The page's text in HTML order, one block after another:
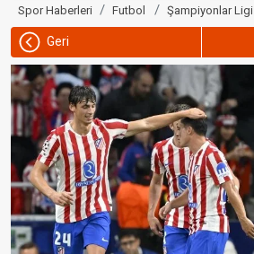
Spor Haberleri Futbol Şampiyonlar Ligi
Geri